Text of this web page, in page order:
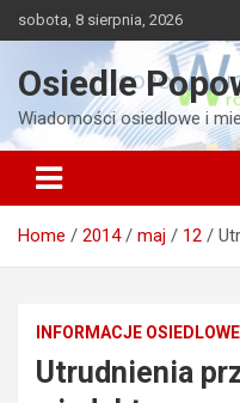
to
sobota, 8 sierpnia, 2026
Osiedle
Wiadomości osiedlowe i
Home 2014 maj 12
INFORMACJE OSIEDLOWE
Utrudnienia